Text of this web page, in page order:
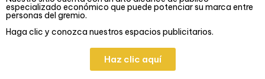
especializado económico que puede potenciar su marca entre
personas del gremio.
Haga clic y conozca nuestros espacios publicitarios.
Haz clic aquí